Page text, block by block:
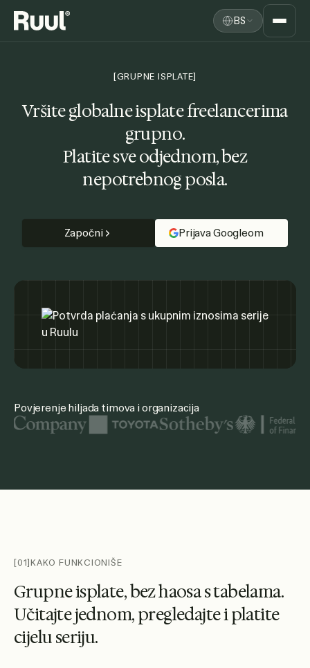
Ruul početna BS
[GRUPNE ISPLATE]
Vršite globalne isplate freelancerima
grupno.
Platite sve odjednom, bez
nepotrebnog posla.
Započni Prijava Googleom
Povjerenje hiljada timova i organizacija
[01]KAKO FUNKCIONIŠE
Grupneisplate,bezhaosastabelama.
Učitajtejednom,pregledajteiplatite
cijeluseriju.